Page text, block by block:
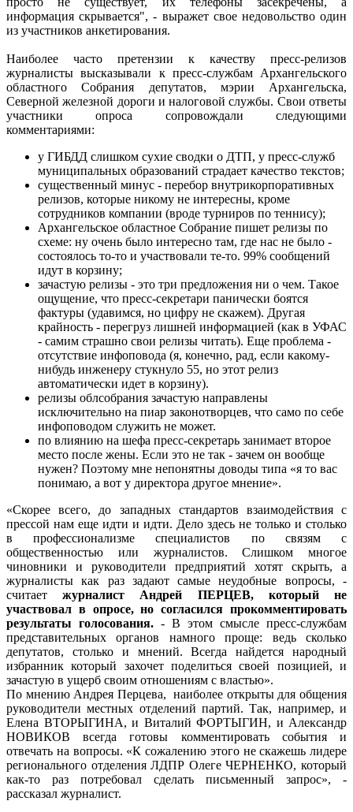
информация скрывается", - выражет свое недовольство один
из участников анкетирования.
Наиболее часто претензии к качеству пресс-релизов
журналисты высказывали к пресс-службам Архангельского
областного Собрания депутатов, мэрии Архангельска,
Северной железной дороги и налоговой службы. Свои ответы
участники опроса сопровождали следующими
комментариями:
у ГИБДД слишком сухие сводки о ДТП, у пресс-служб
муниципальных образований страдает качество текстов;
существенный минус - перебор внутрикорпоративных
релизов, которые никому не интересны, кроме
сотрудников компании (вроде турниров по теннису);
Архангельское областное Собрание пишет релизы по
схеме: ну очень было интересно там, где нас не было -
состоялось то-то и участвовали те-то. 99% сообщений
идут в корзину;
зачастую релизы - это три предложения ни о чем. Такое
ощущение, что пресс-секретари панически боятся
фактуры (удавимся, но цифру не скажем). Другая
крайность - перегруз лишней информацией (как в УФАС
- самим страшно свои релизы читать). Еще проблема -
отсутствие инфоповода (я, конечно, рад, если какому-
нибудь инженеру стукнуло 55, но этот релиз
автоматически идет в корзину).
релизы облсобрания зачастую направлены
исключительно на пиар законотворцев, что само по себе
инфоповодом служить не может.
по влиянию на шефа пресс-секретарь занимает второе
место после жены. Если это не так - зачем он вообще
нужен? Поэтому мне непонятны доводы типа «я то вас
понимаю, а вот у директора другое мнение».
«Скорее всего, до западных стандартов взаимодействия с
прессой нам еще идти и идти. Дело здесь не только и столько
в профессионализме специалистов по связям с
общественностью или журналистов. Слишком многое
чиновники и руководители предприятий хотят скрыть, а
журналисты как раз задают самые неудобные вопросы, -
считаетжурналист Андрей ПЕРЦЕВ, который не
участвовал в опросе, но согласился прокомментировать
результаты голосования. - В этом смысле пресс-службам
представительных органов намного проще: ведь сколько
депутатов, столько и мнений. Всегда найдется народный
избранник который захочет поделиться своей позицией, и
зачастую в ущерб своим отношениям с властью».
По мнению Андрея Перцева, наиболее открыты для общения
руководители местных отделений партий. Так, например, и
Елена ВТОРЫГИНА, и Виталий ФОРТЫГИН, и Александр
НОВИКОВ всегда готовы комментировать события и
отвечать на вопросы. «К сожалению этого не скажешь лидере
регионального отделения ЛДПР Олеге ЧЕРНЕНКО, который
как-то раз потребовал сделать письменный запрос», -
рассказал журналист.